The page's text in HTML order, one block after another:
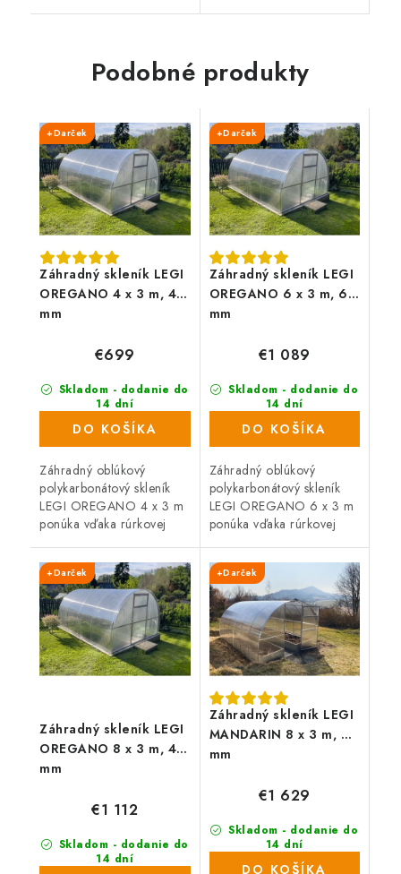
priestorov atď.
Podobné produkty
Záhradný skleník LEGI
OREGANO 4 x 3 m, 4
mm
+Darček
Skladom - dodanie do
14 dní
(37 ks)
€699
DO KOŠÍKA
Záhradný oblúkový
polykarbonátový skleník
LEGI OREGANO 4 x 3 m
ponúka vďaka rúrkovej
konštrukcii vysokú
odolnosť proti vetru i
snehu. Skleník je osadený
4 mm...
Záhradný skleník LEGI
OREGANO 6 x 3 m, 6
mm
+Darček
Skladom - dodanie do
14 dní
(134 ks)
€1 089
DO KOŠÍKA
Záhradný oblúkový
polykarbonátový skleník
LEGI OREGANO 6 x 3 m
ponúka vďaka rúrkovej
konštrukcii vysokú
odolnosť proti vetru i
snehu. Skleník je osadený
6 mm...
Záhradný skleník LEGI
OREGANO 8 x 3 m, 4
mm
+Darček
Skladom - dodanie do
14 dní
€1 112
Záhradný skleník LEGI
MANDARIN 8 x 3 m, 6
mm
+Darček
Skladom - dodanie do
14 dní
(5 ks)
€1 629
DO KOŠÍKA